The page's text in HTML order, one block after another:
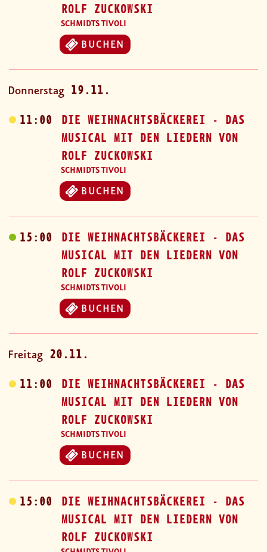
ROLF ZUCKOWSKI
SCHMIDTS TIVOLI
BUCHEN
Donnerstag 19.11.
11:00
DIE WEIHNACHTSBÄCKEREI - DAS
MUSICAL MIT DEN LIEDERN VON
ROLF ZUCKOWSKI
SCHMIDTS TIVOLI
BUCHEN
15:00
DIE WEIHNACHTSBÄCKEREI - DAS
MUSICAL MIT DEN LIEDERN VON
ROLF ZUCKOWSKI
SCHMIDTS TIVOLI
BUCHEN
Freitag 20.11.
11:00
DIE WEIHNACHTSBÄCKEREI - DAS
MUSICAL MIT DEN LIEDERN VON
ROLF ZUCKOWSKI
SCHMIDTS TIVOLI
BUCHEN
15:00
DIE WEIHNACHTSBÄCKEREI - DAS
MUSICAL MIT DEN LIEDERN VON
ROLF ZUCKOWSKI